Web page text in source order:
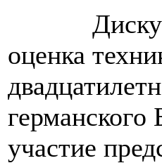
оценка
участие